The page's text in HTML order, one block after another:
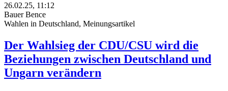
26.02.25, 11:12
Bauer Bence
Wahlen in Deutschland, Meinungsartikel
Der Wahlsieg der CDU/CSU wird die
Beziehungen zwischen Deutschland und
Ungarn verändern